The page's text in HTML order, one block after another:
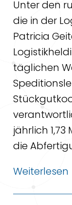
Unter den
die in der
Patricia
täglichen
jährlich
die
Weiterlesen